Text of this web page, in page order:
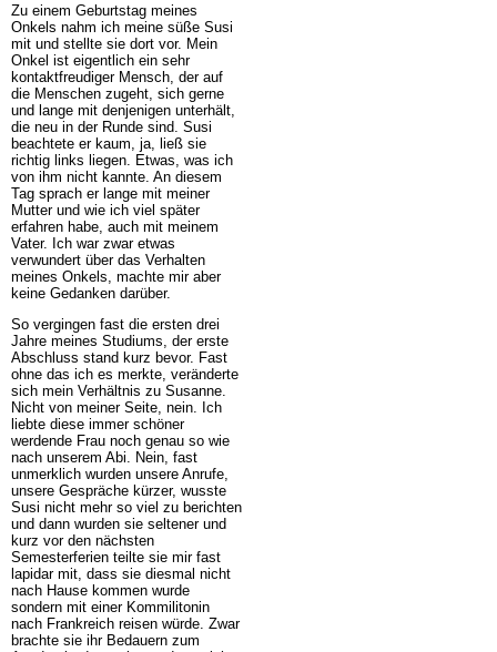
Zu einem Geburtstag meines
Onkels nahm ich meine süße Susi
mit und stellte sie dort vor. Mein
Onkel ist eigentlich ein sehr
kontaktfreudiger Mensch, der auf
die Menschen zugeht, sich gerne
und lange mit denjenigen unterhält,
die neu in der Runde sind. Susi
beachtete er kaum, ja, ließ sie
richtig links liegen. Etwas, was ich
von ihm nicht kannte. An diesem
Tag sprach er lange mit meiner
Mutter und wie ich viel später
erfahren habe, auch mit meinem
Vater. Ich war zwar etwas
verwundert über das Verhalten
meines Onkels, machte mir aber
keine Gedanken darüber.
So vergingen fast die ersten drei
Jahre meines Studiums, der erste
Abschluss stand kurz bevor. Fast
ohne das ich es merkte, veränderte
sich mein Verhältnis zu Susanne.
Nicht von meiner Seite, nein. Ich
liebte diese immer schöner
werdende Frau noch genau so wie
nach unserem Abi. Nein, fast
unmerklich wurden unsere Anrufe,
unsere Gespräche kürzer, wusste
Susi nicht mehr so viel zu berichten
und dann wurden sie seltener und
kurz vor den nächsten
Semesterferien teilte sie mir fast
lapidar mit, dass sie diesmal nicht
nach Hause kommen wurde
sondern mit einer Kommilitonin
nach Frankreich reisen würde. Zwar
brachte sie ihr Bedauern zum